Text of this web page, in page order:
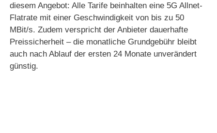
diesem Angebot: Alle Tarife beinhalten eine 5G Allnet-
Flatrate mit einer Geschwindigkeit von bis zu 50
MBit/s. Zudem verspricht der Anbieter dauerhafte
Preissicherheit – die monatliche Grundgebühr bleibt
auch nach Ablauf der ersten 24 Monate unverändert
günstig.